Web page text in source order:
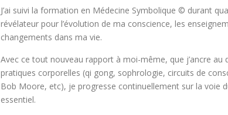
J’ai suivi la formation en Médecine Symbolique © durant
révélateur pour l’évolution de ma conscience, les
changements dans ma vie.
Avec ce tout nouveau rapport à moi-même, que j’ancre au
pratiques corporelles (qi gong, sophrologie, circuits de
Bob Moore, etc), je progresse continuellement sur la voie
essentiel.